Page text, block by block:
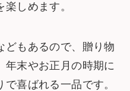
しめます。
どもあるので、贈り物
年末やお正月の時期に
喜ばれる一品です。